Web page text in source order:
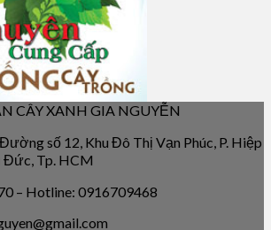
CÂY XANH GIA NGUYỄN
số 12, Khu Đô Thị Vạn Phúc, P. Hiệp
Đức, Tp. HCM
– Hotline: 0916709468